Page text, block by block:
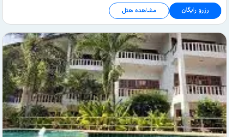
رزرو رایگان مشاهده هتل